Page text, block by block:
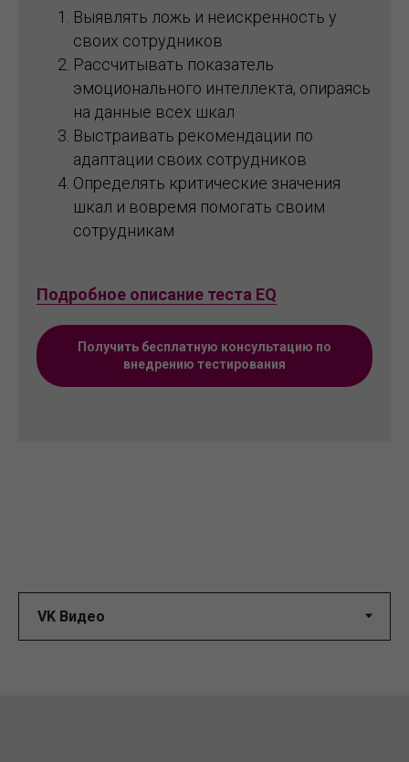
Выявлять ложь и неискренность у
своих сотрудников
Рассчитывать показатель
эмоционального интеллекта, опираясь
на данные всех шкал
Выстраивать рекомендации по
адаптации своих сотрудников
Определять критические значения
шкал и вовремя помогать своим
сотрудникам
Подробное описание теста EQ
Получить бесплатную консультацию по
внедрению тестирования